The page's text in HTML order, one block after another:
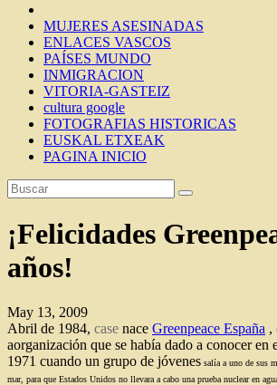
MUJERES ASESINADAS
ENLACES VASCOS
PAÍSES MUNDO
INMIGRACION
VITORIA-GASTEIZ
cultura google
FOTOGRAFIAS HISTORICAS
EUSKAL ETXEAK
PAGINA INICIO
¡Felicidades
años!
May 13, 2009
Abril de 1984, case nace Greenpeace España ,
aorganización que se había dado a conocer en
1971 cuando un grupo de jóvenes salía a uno de sus
mar, para que Estados Unidos no llevara a cabo una prueba nuclear en